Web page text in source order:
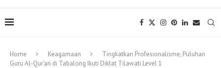
Home Keagamaan
Tingkatkan Profesionalisme, Puluhan
Guru Al-Qur’an di Tabalong Ikuti Diklat Tilawati Level 1